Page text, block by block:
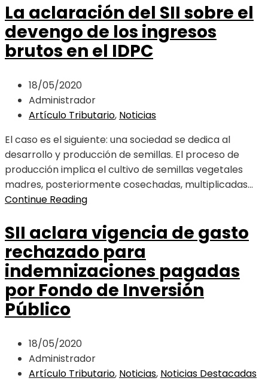
La aclaración del SII sobre el
devengo de los ingresos
brutos en el IDPC
18/05/2020
Administrador
Artículo Tributario, Noticias
El caso es el siguiente: una sociedad se dedica al
desarrollo y producción de semillas. El proceso de
producción implica el cultivo de semillas vegetales
madres, posteriormente cosechadas, multiplicadas...
Continue Reading
SII aclara vigencia de gasto
rechazado para
indemnizaciones pagadas
por Fondo de Inversión
Público
18/05/2020
Administrador
Artículo Tributario, Noticias, Noticias Destacadas